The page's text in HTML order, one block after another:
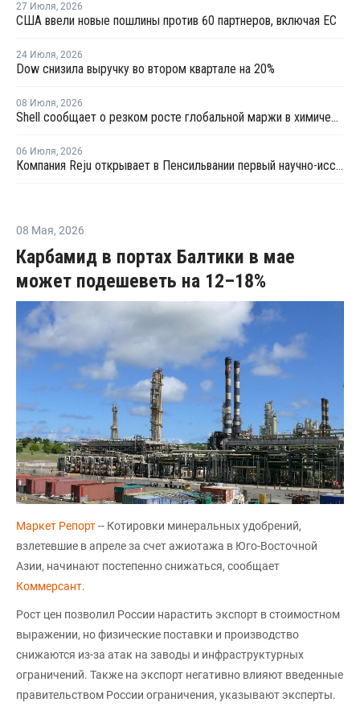
27 Июля, 2026
США ввели новые пошлины против 60 партнеров, включая ЕС
24 Июля, 2026
Dow снизила выручку во втором квартале на 20%
08 Июля, 2026
Shell сообщает о резком росте глобальной маржи в химической отрасли во втором квартале
06 Июля, 2026
Компания Reju открывает в Пенсильвании первый научно-исследовательский центр по переработке текстиля
08 Мая, 2026
Карбамид в портах Балтики в мае
может подешеветь на 12–18%
Маркет Репорт-- Котировки минеральных удобрений,
взлетевшие в апреле за счет ажиотажа в Юго-Восточной
Азии, начинают постепенно снижаться, сообщает
Коммерсант.
Рост цен позволил России нарастить экспорт в стоимостном
выражении, но физические поставки и производство
снижаются из-за атак на заводы и инфраструктурных
ограничений. Также на экспорт негативно влияют введенные
правительством России ограничения, указывают эксперты.